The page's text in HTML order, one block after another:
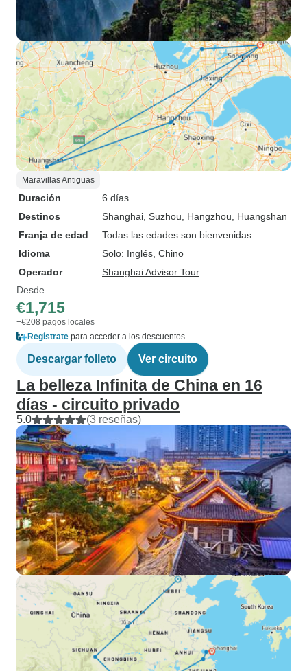
Maravillas Antiguas
Duración
6 días
Destinos
Shanghai , Suzhou , Hangzhou , Huangshan
Franja de edad
Todas las edades son bienvenidas
Idioma
Solo: Inglés, Chino
Operador
Shanghai Advisor Tour
Desde
€1,715
+€208 pagos locales
Regístrate para acceder a los descuentos
Descargar folleto Ver circuito
La belleza Infinita de China en 16
días - circuito privado
5.0 (3 reseñas)